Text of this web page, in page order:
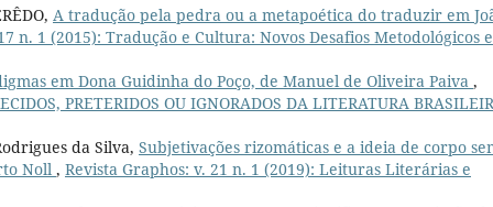
A tradução pela pedra ou a metapoética do traduzir em
n. 1 (2015): Tradução e Cultura: Novos Desafios Metodológicos e
em Dona Guidinha do Poço, de Manuel de Oliveira Paiva ,
PRETERIDOS OU IGNORADOS DA LITERATURA
da Silva, Subjetivações rizomáticas e a ideia de corpo
Noll , Revista Graphos: v. 21 n. 1 (2019): Leituras Literárias e